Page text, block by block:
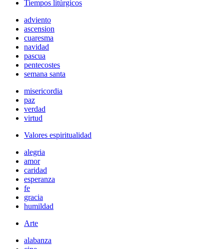
Tiempos litúrgicos
adviento
ascension
cuaresma
navidad
pascua
pentecostes
semana santa
misericordia
paz
verdad
virtud
Valores espiritualidad
alegria
amor
caridad
esperanza
fe
gracia
humildad
Arte
alabanza